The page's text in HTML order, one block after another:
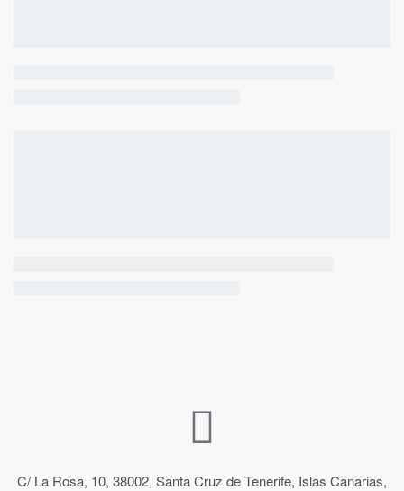
C/ La Rosa, 10, 38002, Santa Cruz de Tenerife, Islas Canarias,